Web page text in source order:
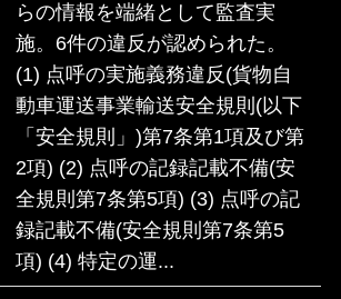
らの情報を端緒として監査実
施。6件の違反が認められた。
(1) 点呼の実施義務違反(貨物自
動車運送事業輸送安全規則(以下
「安全規則」)第7条第1項及び第
2項) (2) 点呼の記録記載不備(安
全規則第7条第5項) (3) 点呼の記
録記載不備(安全規則第7条第5
項) (4) 特定の運...